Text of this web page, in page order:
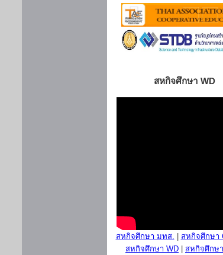
สหกิจศึกษา WD
สหกิจศึกษา มทส.
สหกิจศึกษา
สหกิจศึกษา WD
สหกิจศึกษ